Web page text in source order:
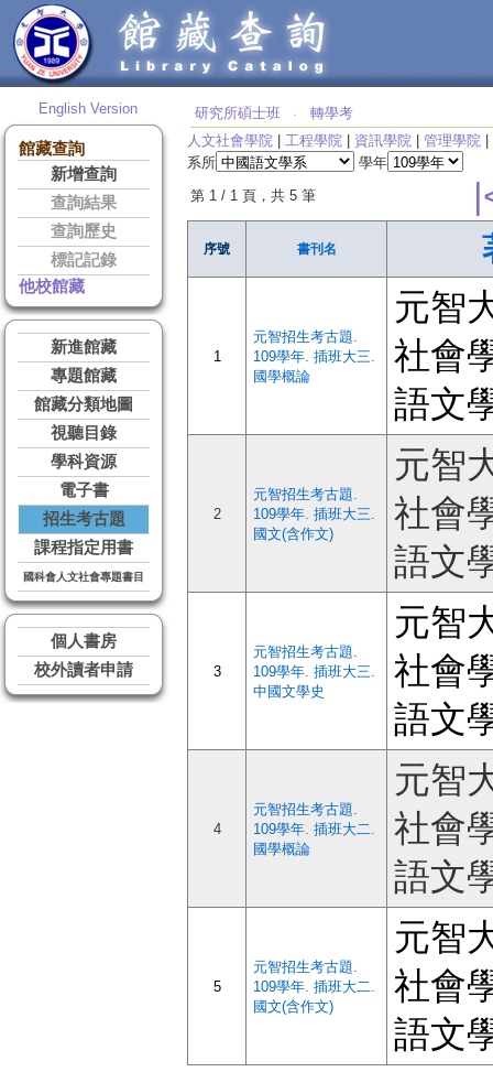
English Version
館藏查詢
新增查詢
查詢結果
查詢歷史
標記記錄
他校館藏
新進館藏
專題館藏
館藏分類地圖
視聽目錄
學科資源
電子書
招生考古題
課程指定用書
國科會人文社會專題書目
個人書房
校外讀者申請
研究所碩士班 ‧
轉學考
人文社會學院
工程學院 資訊學院 管理學院
系所
學年
第 1 / 1 頁，共 5 筆
序號 書刊名
1
元智招生考古題.
109學年. 插班大三.
國學概論
元智
社會
語文
2
元智招生考古題.
109學年. 插班大三.
國文(含作文)
元智
社會
語文
3
元智招生考古題.
109學年. 插班大三.
中國文學史
元智
社會
語文
4
元智招生考古題.
109學年. 插班大二.
國學概論
元智
社會
語文
5
元智招生考古題.
109學年. 插班大二.
國文(含作文)
元智
社會
語文